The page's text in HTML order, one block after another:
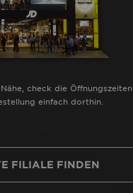
check die Öffnungszeiten
einfach dorthin.
FILIALE FINDEN